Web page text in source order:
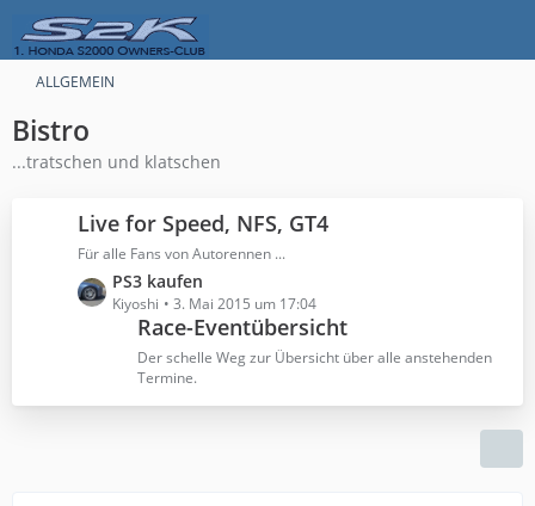
ALLGEMEIN
Bistro
...tratschen und klatschen
Live for Speed, NFS, GT4
Für alle Fans von Autorennen ...
L
e
e
PS3 kaufen
Kiyoshi 3. Mai 2015 um 17:04
Race-Eventübersicht
Der schelle Weg zur Übersicht über alle anstehenden
Termine.